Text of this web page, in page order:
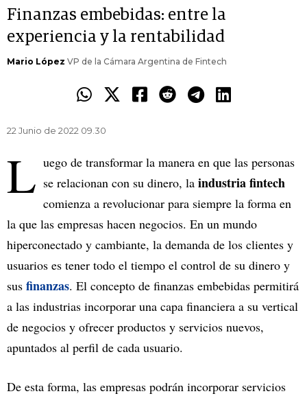
Finanzas embebidas: entre la
experiencia y la rentabilidad
Mario López VP de la Cámara Argentina de Fintech
22 Junio de 2022 09.30
L uego de transformar la manera en que las personas
se relacionan con su dinero, la industria fintech
comienza a revolucionar para siempre la forma en
la que las empresas hacen negocios. En un mundo
hiperconectado y cambiante, la demanda de los clientes y
usuarios es tener todo el tiempo el control de su dinero y
sus finanzas. El concepto de finanzas embebidas permitirá
a las industrias incorporar una capa financiera a su vertical
de negocios y ofrecer productos y servicios nuevos,
apuntados al perfil de cada usuario.
De esta forma, las empresas podrán incorporar servicios